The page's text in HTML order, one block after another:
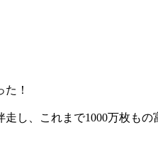
！
し、これまで1000万枚もの